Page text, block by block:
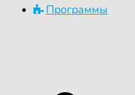
Программы